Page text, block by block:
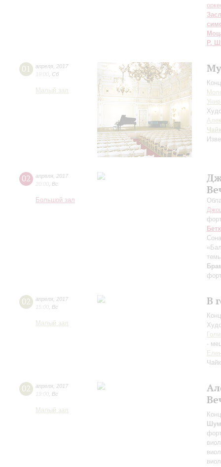
Р.
01 апреля 2017
19:00 Сб
Малый зал
02 апреля 2017
20:00 Вс
Большой зал
02 апреля 2017
15:00 Вс
Малый зал
В
-
02 апреля 2017
19:00 Вс
Малый зал